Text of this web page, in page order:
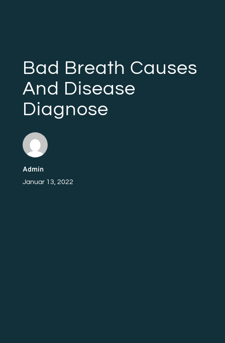
Bad Breath Causes
And Disease
Diagnose
Admin
Januar 13, 2022